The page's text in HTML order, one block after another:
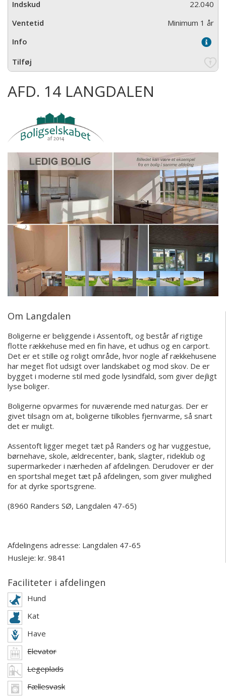
22.040
Minimum 1 år
AFD. 14 LANGDALEN
Om Langdalen
Boligerne er beliggende i Assentoft, og består af rigtige
flotte rækkehuse med en fin have, et udhus og en carport.
Det er et stille og roligt område, hvor nogle af rækkehusene
har meget flot udsigt over landskabet og mod skov. De er
bygget i moderne stil med gode lysindfald, som giver dejligt
lyse boliger.
Boligerne opvarmes for nuværende med naturgas. Der er
givet tilsagn om at, boligerne tilkobles fjernvarme, så snart
det er muligt.
Assentoft ligger meget tæt på Randers og har vuggestue,
børnehave, skole, ældrecenter, bank, slagter, rideklub og
supermarkeder i nærheden af afdelingen. Derudover er der
en sportshal meget tæt på afdelingen, som giver mulighed
for at dyrke sportsgrene.
(8960 Randers SØ, Langdalen 47-65)
Afdelingens adresse: Langdalen 47-65
Husleje: kr. 9841
Faciliteter i afdelingen
Hund
Kat
Have
Elevator
Legeplads
Fællesvask